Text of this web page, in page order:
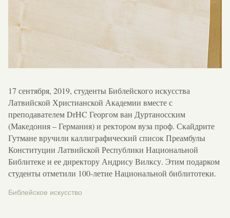
17 сентября, 2019, студенты Библейского искусства
Латвийской Христианской Академии вместе с
преподавателем DrHC Георгом ван Дуртаносским
(Македония – Германия) и ректором вуза проф. Скайдрите
Гутмане вручили каллиграфический список Преамбулы
Конституции Латвийской Республики Национальной
Библитеке и ее директору Андрису Вилксу. Этим подарком
студенты отметили 100-летие Национальной библитотеки.
Библейское искусство